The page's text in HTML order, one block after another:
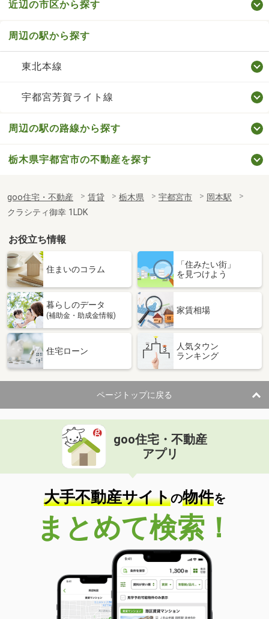
近辺の市区から探す
周辺の駅から探す
東北本線
宇都宮芳賀ライト線
周辺の駅の路線から探す
栃木県宇都宮市の不動産を探す
goo住宅・不動産 賃貸 栃木県 宇都宮市
岡本駅
クラシティ御幸 1LDK
お役立ち情報
住まいのコラム
「住みたい街」
を見つけよう
暮らしのデータ
(補助金・助成金情報)
家賃相場
住宅ローン
人気タウン
ランキング
ページトップに戻る
goo住宅・不動産
アプリ
大手不動産サイトの物件を
まとめて検索！